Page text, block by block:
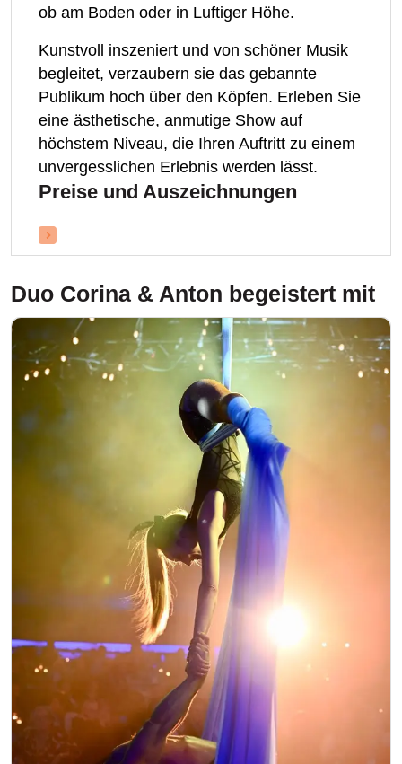
ob am Boden oder in Luftiger Höhe.
Kunstvoll inszeniert und von schöner Musik
begleitet, verzaubern sie das gebannte
Publikum hoch über den Köpfen. Erleben Sie
eine ästhetische, anmutige Show auf
höchstem Niveau, die Ihren Auftritt zu einem
unvergesslichen Erlebnis werden lässt.
Preise und Auszeichnungen
Duo Corina & Anton begeistert mit